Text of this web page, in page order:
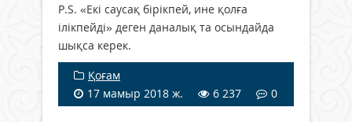
P.S. «Екі саусақ бірікпей, ине қолға
ілікпейді» деген даналық та осындайда
шықса керек.
Қоғам
17 мамыр 2018 ж.
6 237 0